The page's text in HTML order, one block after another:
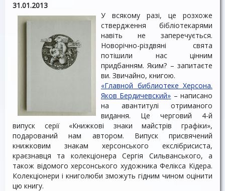
31.01.2013
У всякому разі, це розхоже
ствердження бібліотекарями
навіть не заперечується.
Новорічно-різдвяні свята
потішили нас цінним
придбанням. Яким? – запитаєте
ви. Звичайно, книгою.
«Главной библиотеке Херсона.
Яков Бердичевский» – написано
на авантитулі отриманого
видання. Це черговий 4-й
випуск серії «Книжкові знаки майстрів графіки»,
подарований нам автором. Випуск присвячений
книжковим знакам херсонського екслібрисиста,
краєзнавця та колекціонера Сергія Сильванського, а
також відомого херсонського художника Фелікса Кідера.
Колекціонери і книголюби зможуть гідним чином оцінити
цю книгу.